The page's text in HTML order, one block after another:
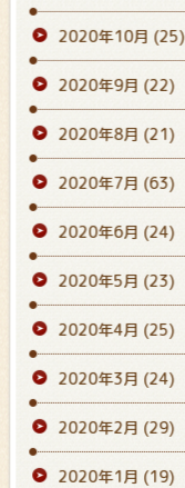
2020年10月 (25)
2020年9月 (22)
2020年8月 (21)
2020年7月 (63)
2020年6月 (24)
2020年5月 (23)
2020年4月 (25)
2020年3月 (24)
2020年2月 (29)
2020年1月 (19)